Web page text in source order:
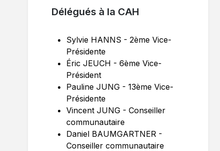
Délégués à la CAH
Sylvie HANNS - 2ème Vice-
Présidente
Éric JEUCH - 6ème Vice-
Président
Pauline JUNG - 13ème Vice-
Présidente
Vincent JUNG - Conseiller
communautaire
Daniel BAUMGARTNER -
Conseiller communautaire